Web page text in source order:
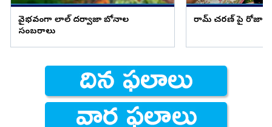
వైభవంగా లాల్ దర్వాజా బోనాల
సంబరాలు
రామ్ చరణ్ పై రోజా